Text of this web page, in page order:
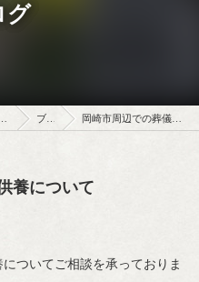
グ
ブログ 岡崎市周辺での葬儀・永代供養について
養について
ついてご相談を承っておりま